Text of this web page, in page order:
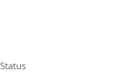
Status